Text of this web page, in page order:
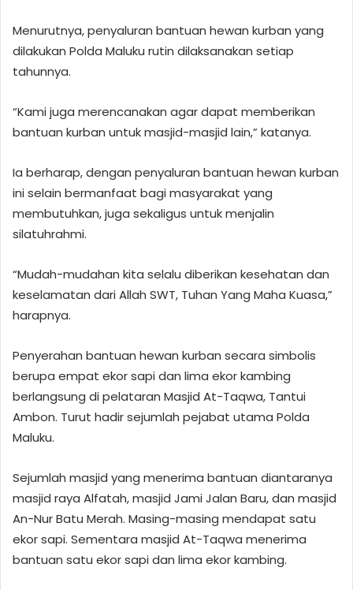
Menurutnya, penyaluran bantuan hewan kurban yang
dilakukan Polda Maluku rutin dilaksanakan setiap
tahunnya.
“Kami juga merencanakan agar dapat memberikan
bantuan kurban untuk masjid-masjid lain,” katanya.
Ia berharap, dengan penyaluran bantuan hewan kurban
ini selain bermanfaat bagi masyarakat yang
membutuhkan, juga sekaligus untuk menjalin
silatuhrahmi.
“Mudah-mudahan kita selalu diberikan kesehatan dan
keselamatan dari Allah SWT, Tuhan Yang Maha Kuasa,”
harapnya.
Penyerahan bantuan hewan kurban secara simbolis
berupa empat ekor sapi dan lima ekor kambing
berlangsung di pelataran Masjid At-Taqwa, Tantui
Ambon. Turut hadir sejumlah pejabat utama Polda
Maluku.
Sejumlah masjid yang menerima bantuan diantaranya
masjid raya Alfatah, masjid Jami Jalan Baru, dan masjid
An-Nur Batu Merah. Masing-masing mendapat satu
ekor sapi. Sementara masjid At-Taqwa menerima
bantuan satu ekor sapi dan lima ekor kambing.